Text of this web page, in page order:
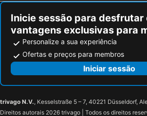
Inicie sessão para desfrutar
vantagens exclusivas para
Personalize a sua experiência
Ofertas e preços para membros
Iniciar sessão
trivago N.V., Kesselstraße 5 – 7, 40221 Düsseldorf,
Direitos autorais 2026 trivago | Todos os direitos